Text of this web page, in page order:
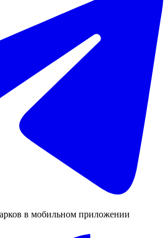
в мобильном приложении